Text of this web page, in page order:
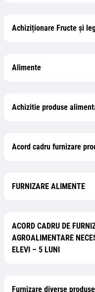
Achiziționare Fructe și
Alimente
Achizitie produse
Acord cadru furnizare
FURNIZARE ALIMENTE
ACORD CADRU DE
AGROALIMENTARE
ELEVI – 5 LUNI
Furnizare diverse